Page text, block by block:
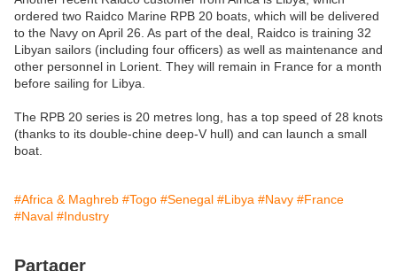
ordered two Raidco Marine RPB 20 boats, which will be delivered
to the Navy on April 26. As part of the deal, Raidco is training 32
Libyan sailors (including four officers) as well as maintenance and
other personnel in Lorient. They will remain in France for a month
before sailing for Libya.
The RPB 20 series is 20 metres long, has a top speed of 28 knots
(thanks to its double-chine deep-V hull) and can launch a small
boat.
#Africa & Maghreb #Togo #Senegal #Libya #Navy #France
#Naval #Industry
Partager